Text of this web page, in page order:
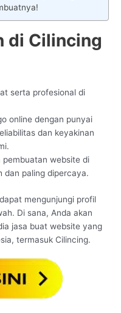
di Cilincing
serta profesional di
online dengan punyai
dan keyakinan
pembuatan website di
dan paling dipercaya.
mengunjungi profil
Di sana, Anda akan
jasa buat website yang
termasuk Cilincing.